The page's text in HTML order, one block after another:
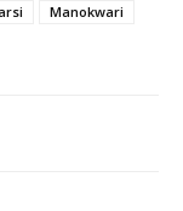
Manokwari